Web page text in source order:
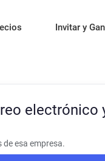
Invitar y
electrónico
esa empresa.